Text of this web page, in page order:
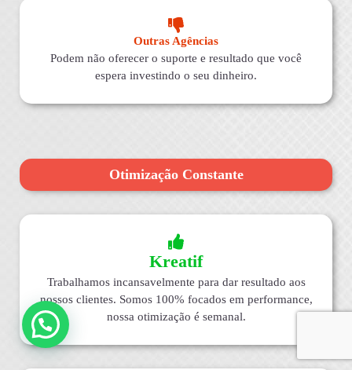
Outras Agências
Podem não oferecer o suporte e resultado que você
espera investindo o seu dinheiro.
Otimização Constante
Kreatif
Trabalhamos incansavelmente para dar resultado aos
nossos clientes. Somos 100% focados em performance,
nossa otimização é semanal.